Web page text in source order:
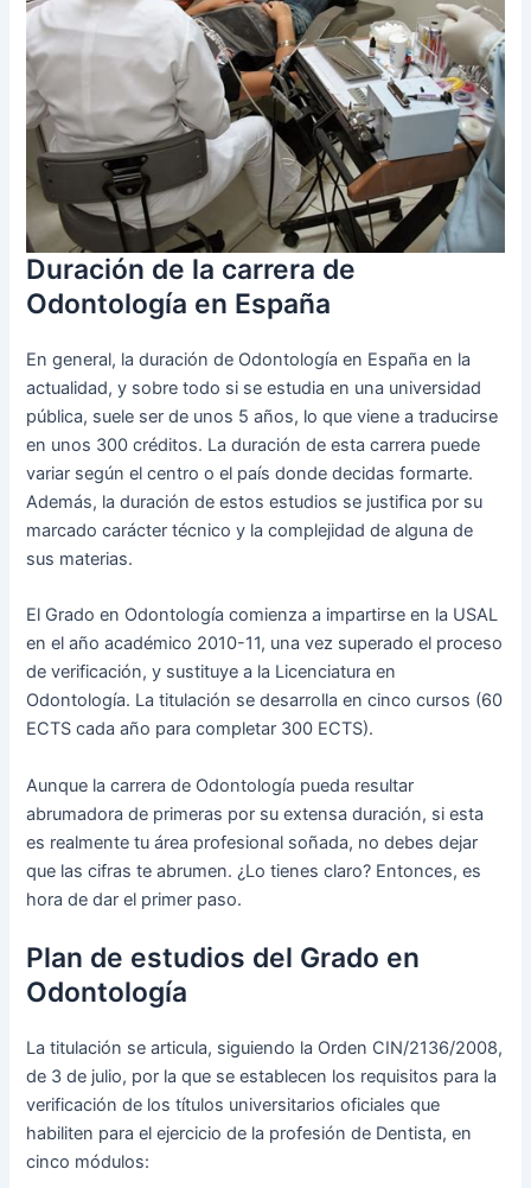
Duración de la carrera de
Odontología en España
En general, la duración de Odontología en España en la
actualidad, y sobre todo si se estudia en una universidad
pública, suele ser de unos 5 años, lo que viene a traducirse
en unos 300 créditos. La duración de esta carrera puede
variar según el centro o el país donde decidas formarte.
Además, la duración de estos estudios se justifica por su
marcado carácter técnico y la complejidad de alguna de
sus materias.
El Grado en Odontología comienza a impartirse en la USAL
en el año académico 2010-11, una vez superado el proceso
de verificación, y sustituye a la Licenciatura en
Odontología. La titulación se desarrolla en cinco cursos (60
ECTS cada año para completar 300 ECTS).
Aunque la carrera de Odontología pueda resultar
abrumadora de primeras por su extensa duración, si esta
es realmente tu área profesional soñada, no debes dejar
que las cifras te abrumen. ¿Lo tienes claro? Entonces, es
hora de dar el primer paso.
Plan de estudios del Grado en
Odontología
La titulación se articula, siguiendo la Orden CIN/2136/2008,
de 3 de julio, por la que se establecen los requisitos para la
verificación de los títulos universitarios oficiales que
habiliten para el ejercicio de la profesión de Dentista, en
cinco módulos: